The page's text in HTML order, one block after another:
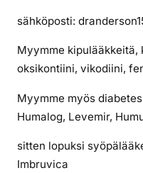
sähköposti:
Myymme kipulääkkeitä,
oksikontiini, vikodiini,
Myymme myös
Humalog, Levemir,
sitten lopuksi
Imbruvica